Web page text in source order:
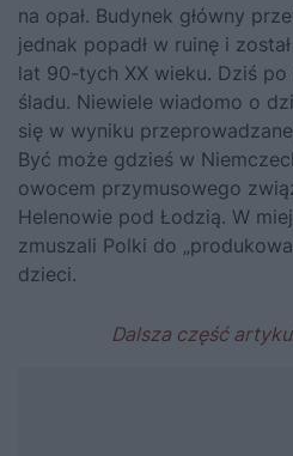
na opał. Budynek główny
jednak popadł w ruinę i
lat 90-tych XX wieku. Dziś
śladu. Niewiele wiadomo o
się w wyniku
Być może gdzieś w
owocem przymusowego
Helenowie pod Łodzią. W
zmuszali Polki do
dzieci.